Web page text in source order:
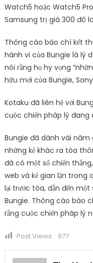
Watch5 hoặc Watch5
Samsung trị giá 300 đô
Thông cáo báo chí kết
hành vi của Bungie là lý
nói rằng họ hy vọng
hữu mới của Bungie,
Kotaku đã liên hệ với
cuộc chiến pháp lý đang
Bungie đã dành vài năm
những kẻ khác ra tòa
đã có một số chiến
web và kẻ gian lận trong
lại trước tòa, dẫn đến
Bungie. Thông cáo báo
rằng cuộc chiến pháp lý
Post Views: 977